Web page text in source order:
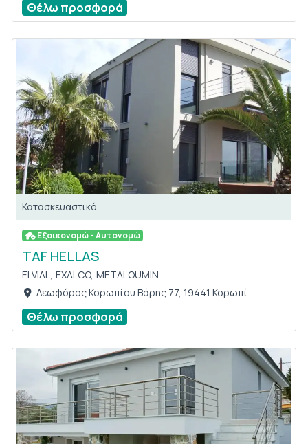
Θέλω προσφορά
Κατασκευαστικό
Εξοικονομώ - Αυτονομώ
TAF HELLAS
ELVIAL, EXALCO, METALOUMIN
Λεωφόρος Κορωπίου Βάρης 77, 19441 Κορωπί
Θέλω προσφορά